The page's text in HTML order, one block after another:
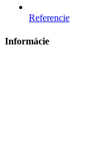
Referencie
Informácie